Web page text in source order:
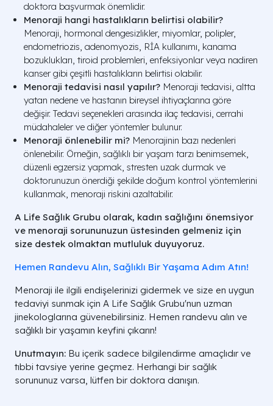
doktora başvurmak önemlidir.
Menoraji hangi hastalıkların belirtisi olabilir?
Menoraji, hormonal dengesizlikler, miyomlar, polipler,
endometriozis, adenomyozis, RİA kullanımı, kanama
bozuklukları, tiroid problemleri, enfeksiyonlar veya nadiren
kanser gibi çeşitli hastalıkların belirtisi olabilir.
Menoraji tedavisi nasıl yapılır? Menoraji tedavisi, altta
yatan nedene ve hastanın bireysel ihtiyaçlarına göre
değişir. Tedavi seçenekleri arasında ilaç tedavisi, cerrahi
müdahaleler ve diğer yöntemler bulunur.
Menoraji önlenebilir mi? Menorajinin bazı nedenleri
önlenebilir. Örneğin, sağlıklı bir yaşam tarzı benimsemek,
düzenli egzersiz yapmak, stresten uzak durmak ve
doktorunuzun önerdiği şekilde doğum kontrol yöntemlerini
kullanmak, menoraji riskini azaltabilir.
A Life Sağlık Grubu olarak, kadın sağlığını önemsiyor
ve menoraji sorununuzun üstesinden gelmeniz için
size destek olmaktan mutluluk duyuyoruz.
Hemen Randevu Alın, Sağlıklı Bir Yaşama Adım Atın!
Menoraji ile ilgili endişelerinizi gidermek ve size en uygun
tedaviyi sunmak için A Life Sağlık Grubu'nun uzman
jinekologlarına güvenebilirsiniz. Hemen randevu alın ve
sağlıklı bir yaşamın keyfini çıkarın!
Unutmayın: Bu içerik sadece bilgilendirme amaçlıdır ve
tıbbi tavsiye yerine geçmez. Herhangi bir sağlık
sorununuz varsa, lütfen bir doktora danışın.